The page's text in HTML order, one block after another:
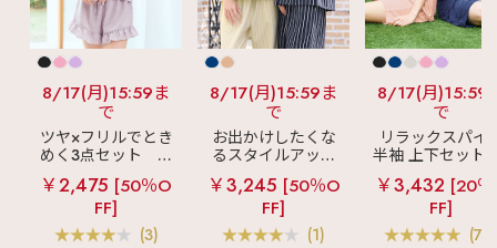
8/17(月)15:59ま
で
ツヤ×フリルでとき
めく3点セット
シ
ルキー ショートパ
ンツ 3点セット
￥2,475 [50％O
FF]
(3)
8/17(月)15:59ま
で
お出かけしたくな
るスタイルアップ
見え
ストライプ
フリル ロングパン
ツ 綿混 上下セット
￥3,245 [50％O
FF]
(1)
8/17(月)15:59
で
リラックスパイ
半袖 上下セット
女兼用サイズ)
￥3,432 [20
FF]